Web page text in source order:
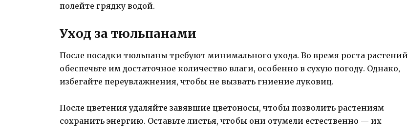
полейте грядку водой.
Уход за тюльпанами
После посадки тюльпаны требуют минимального ухода. Во время роста растений
обеспечьте им достаточное количество влаги, особенно в сухую погоду. Однако,
избегайте переувлажнения, чтобы не вызвать гниение луковиц.
После цветения удаляйте завявшие цветоносы, чтобы позволить растениям
сохранить энергию. Оставьте листья, чтобы они отумели естественно — их